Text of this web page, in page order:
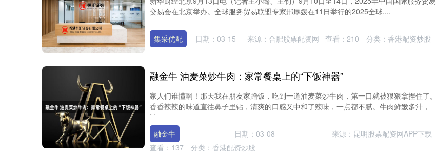
交易会在北京举办。全球服务贸易联盟专家邢厚媛在11日举行的2025全球....
集采优配 日期：03-15 来源：合肥股票配资网 查看： 210 分类： 香港配资炒股
融金牛 油麦菜炒牛肉：家常餐桌上的“下饭神器”
家人们谁懂啊！那天我在朋友家蹭饭，吃到一道油麦菜炒牛肉，第一口就被狠狠拿捏住了。
香香辣辣的味道直往鼻子里钻，清爽的口感又中和了辣味，一点都不腻。牛肉鲜嫩多汁，
油....
融金牛
日期：03-08
来源：昆明股票配资网APP下载
查看： 137 分类： 香港配资炒股